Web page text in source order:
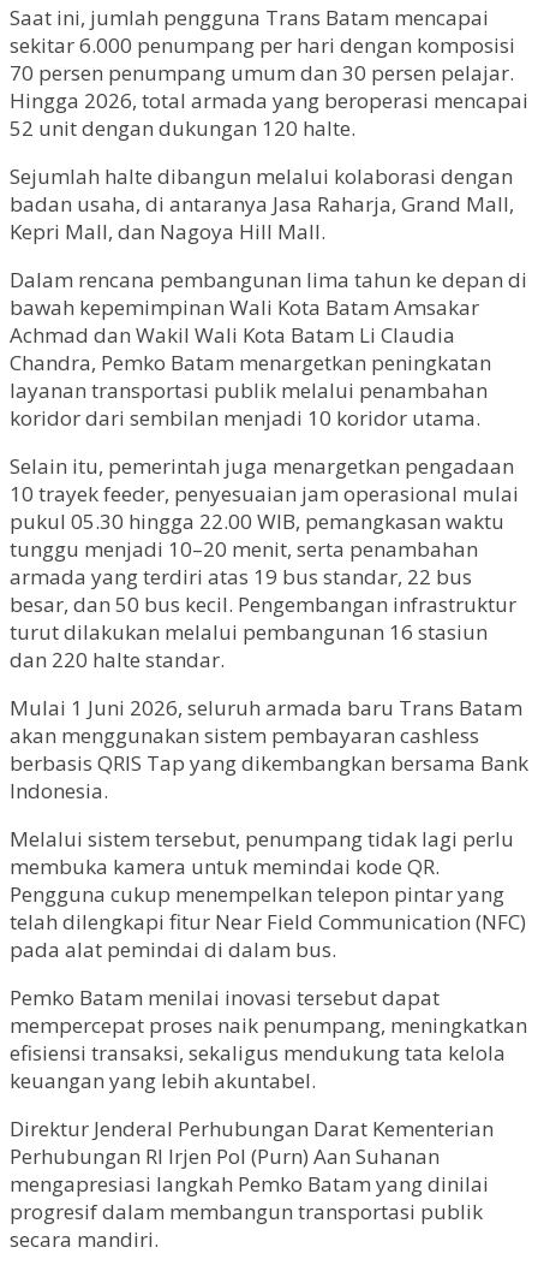
Saat ini, jumlah pengguna Trans Batam mencapai
sekitar 6.000 penumpang per hari dengan komposisi
70 persen penumpang umum dan 30 persen pelajar.
Hingga 2026, total armada yang beroperasi mencapai
52 unit dengan dukungan 120 halte.
Sejumlah halte dibangun melalui kolaborasi dengan
badan usaha, di antaranya Jasa Raharja, Grand Mall,
Kepri Mall, dan Nagoya Hill Mall.
Dalam rencana pembangunan lima tahun ke depan di
bawah kepemimpinan Wali Kota Batam Amsakar
Achmad dan Wakil Wali Kota Batam Li Claudia
Chandra, Pemko Batam menargetkan peningkatan
layanan transportasi publik melalui penambahan
koridor dari sembilan menjadi 10 koridor utama.
Selain itu, pemerintah juga menargetkan pengadaan
10 trayek feeder, penyesuaian jam operasional mulai
pukul 05.30 hingga 22.00 WIB, pemangkasan waktu
tunggu menjadi 10–20 menit, serta penambahan
armada yang terdiri atas 19 bus standar, 22 bus
besar, dan 50 bus kecil. Pengembangan infrastruktur
turut dilakukan melalui pembangunan 16 stasiun
dan 220 halte standar.
Mulai 1 Juni 2026, seluruh armada baru Trans Batam
akan menggunakan sistem pembayaran cashless
berbasis QRIS Tap yang dikembangkan bersama Bank
Indonesia.
Melalui sistem tersebut, penumpang tidak lagi perlu
membuka kamera untuk memindai kode QR.
Pengguna cukup menempelkan telepon pintar yang
telah dilengkapi fitur Near Field Communication (NFC)
pada alat pemindai di dalam bus.
Pemko Batam menilai inovasi tersebut dapat
mempercepat proses naik penumpang, meningkatkan
efisiensi transaksi, sekaligus mendukung tata kelola
keuangan yang lebih akuntabel.
Direktur Jenderal Perhubungan Darat Kementerian
Perhubungan RI Irjen Pol (Purn) Aan Suhanan
mengapresiasi langkah Pemko Batam yang dinilai
progresif dalam membangun transportasi publik
secara mandiri.